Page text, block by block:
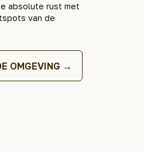
absolute rust met
van de
OMGEVING →